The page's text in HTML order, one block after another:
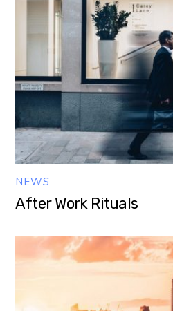
NEWS
After Work Rituals